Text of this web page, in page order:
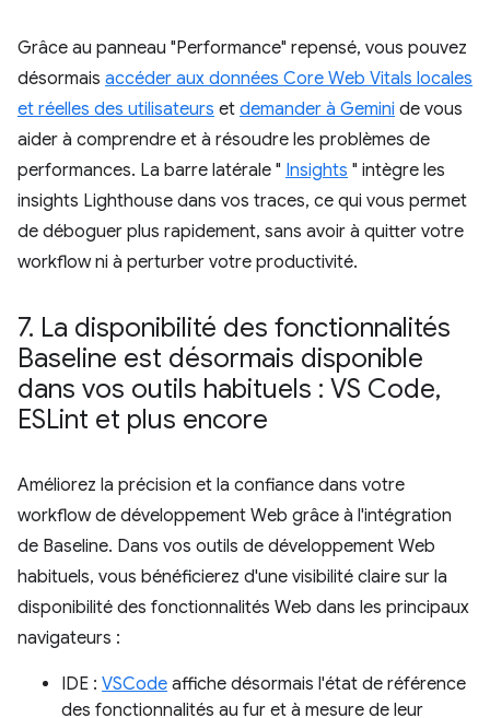
Grâce au panneau "Performance" repensé, vous pouvez
désormais accéder aux données Core Web Vitals locales
et réelles des utilisateurs et demander à Gemini de vous
aider à comprendre et à résoudre les problèmes de
performances. La barre latérale " Insights " intègre les
insights Lighthouse dans vos traces, ce qui vous permet
de déboguer plus rapidement, sans avoir à quitter votre
workflow ni à perturber votre productivité.
7. La disponibilité des fonctionnalités
Baseline est désormais disponible
dans vos outils habituels : VS Code,
ESLint et plus encore
Améliorez la précision et la confiance dans votre
workflow de développement Web grâce à l'intégration
de Baseline. Dans vos outils de développement Web
habituels, vous bénéficierez d'une visibilité claire sur la
disponibilité des fonctionnalités Web dans les principaux
navigateurs :
IDE : VSCode affiche désormais l'état de référence
des fonctionnalités au fur et à mesure de leur